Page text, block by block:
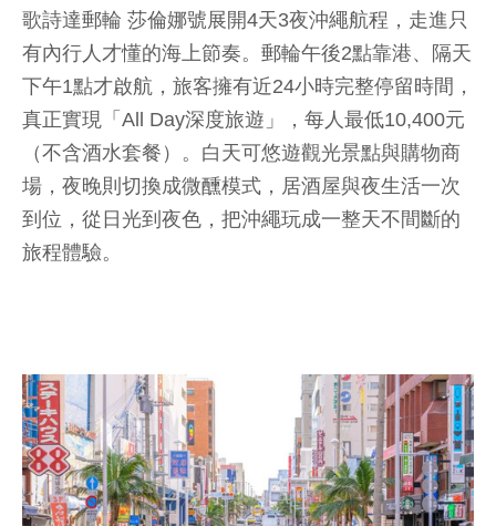
歌詩達郵輪 莎倫娜號展開4天3夜沖繩航程，走進只
有內行人才懂的海上節奏。郵輪午後2點靠港、隔天
下午1點才啟航，旅客擁有近24小時完整停留時間，
真正實現「All Day深度旅遊」，每人最低10,400元
（不含酒水套餐）。白天可悠遊觀光景點與購物商
場，夜晚則切換成微醺模式，居酒屋與夜生活一次
到位，從日光到夜色，把沖繩玩成一整天不間斷的
旅程體驗。